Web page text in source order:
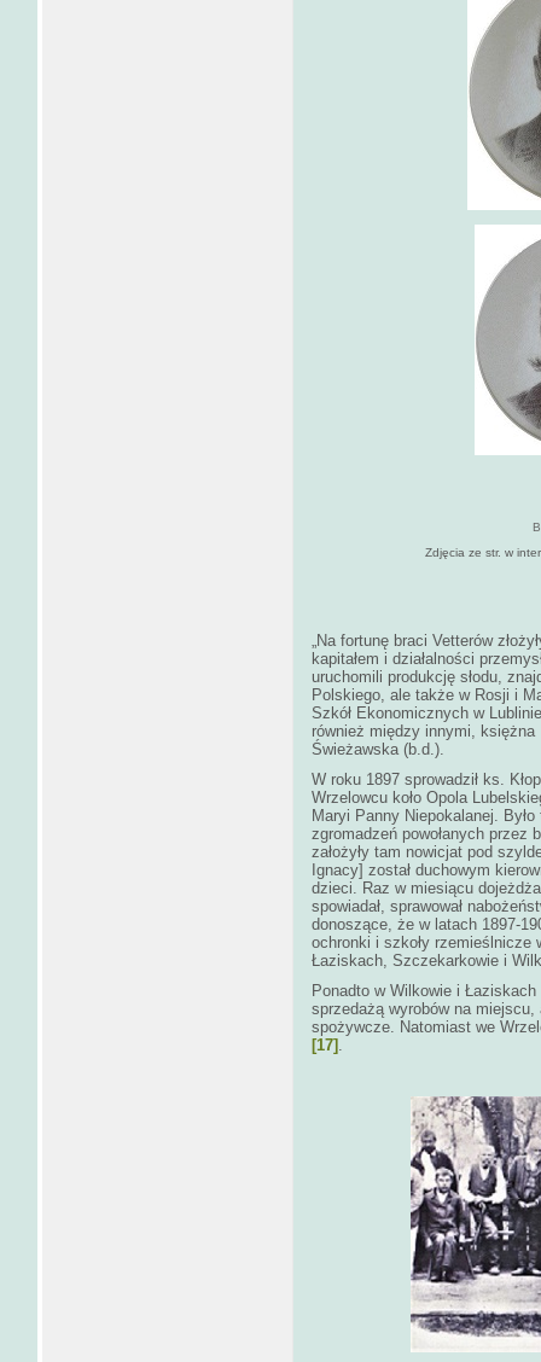
Bracia August i
Zdjęcia ze str. w
„Na fortunę braci Vetterów
kapitałem i działalności
uruchomili produkcję słodu,
Polskiego, ale także w Rosji i
Szkół Ekonomicznych w
również między innymi,
Świeżawska (b.d.).
W roku 1897 sprowadził ks.
Wrzelowcu koło Opola
Maryi Panny Niepokalanej.
zgromadzeń powołanych przez
założyły tam nowicjat pod
Ignacy] został duchowym
dzieci. Raz w miesiącu
spowiadał, sprawował
donoszące, że w latach 1897-
ochronki i szkoły rzemieślnicze
Łaziskach, Szczekarkowie i
Ponadto w Wilkowie i
sprzedażą wyrobów na
spożywcze. Natomiast we
[17] .